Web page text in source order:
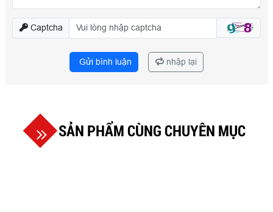
Captcha
Gửi bình luận nhập lại
SẢN PHẨM CÙNG CHUYÊN MỤC